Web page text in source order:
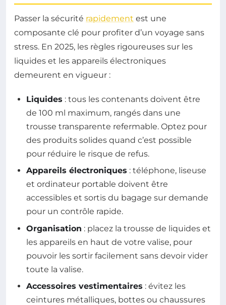
Passer la sécurité rapidement est une
composante clé pour profiter d’un voyage sans
stress. En 2025, les règles rigoureuses sur les
liquides et les appareils électroniques
demeurent en vigueur :
Liquides : tous les contenants doivent être
de 100 ml maximum, rangés dans une
trousse transparente refermable. Optez pour
des produits solides quand c’est possible
pour réduire le risque de refus.
Appareils électroniques : téléphone, liseuse
et ordinateur portable doivent être
accessibles et sortis du bagage sur demande
pour un contrôle rapide.
Organisation : placez la trousse de liquides et
les appareils en haut de votre valise, pour
pouvoir les sortir facilement sans devoir vider
toute la valise.
Accessoires vestimentaires : évitez les
ceintures métalliques, bottes ou chaussures